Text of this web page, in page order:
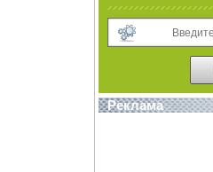
Реклама